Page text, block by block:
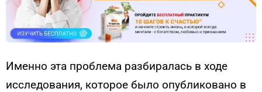
Именно эта проблема разбиралась в ходе
исследования, которое было опубликовано в